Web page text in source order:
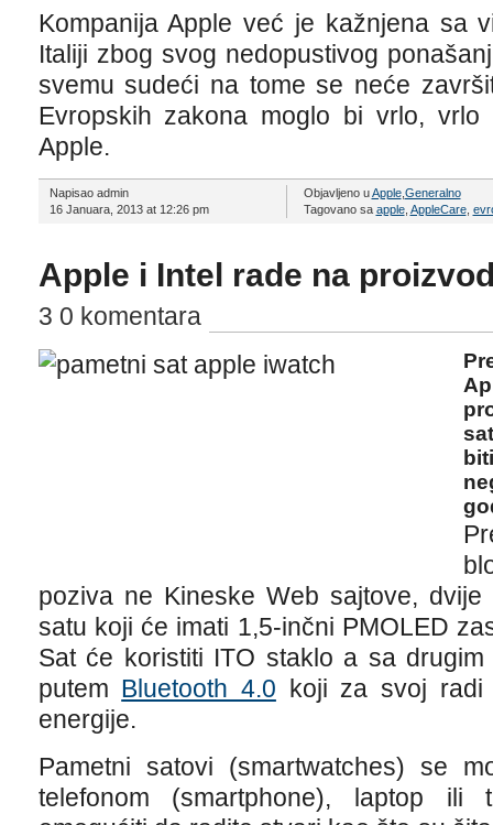
Kompanija Apple već je kažnjena sa
Italiji zbog svog nedopustivog
svemu sudeći na tome se neće
Evropskih zakona moglo bi vrlo,
Apple.
Napisao admin
16 Januara, 2013 at 12:26 pm
Objavljeno uApple, Generalno
Tagovano sa apple, AppleCare,
Apple i Intel rade na
3 0 komentara
poziva ne Kineske Web sajtove,
satu koji će imati 1,5-inčni PMOLED
Sat će koristiti ITO staklo a sa
putem Bluetooth 4.0 koji za svoj radi
energije.
Pametni satovi (smartwatches) se
telefonom (smartphone), laptop ili